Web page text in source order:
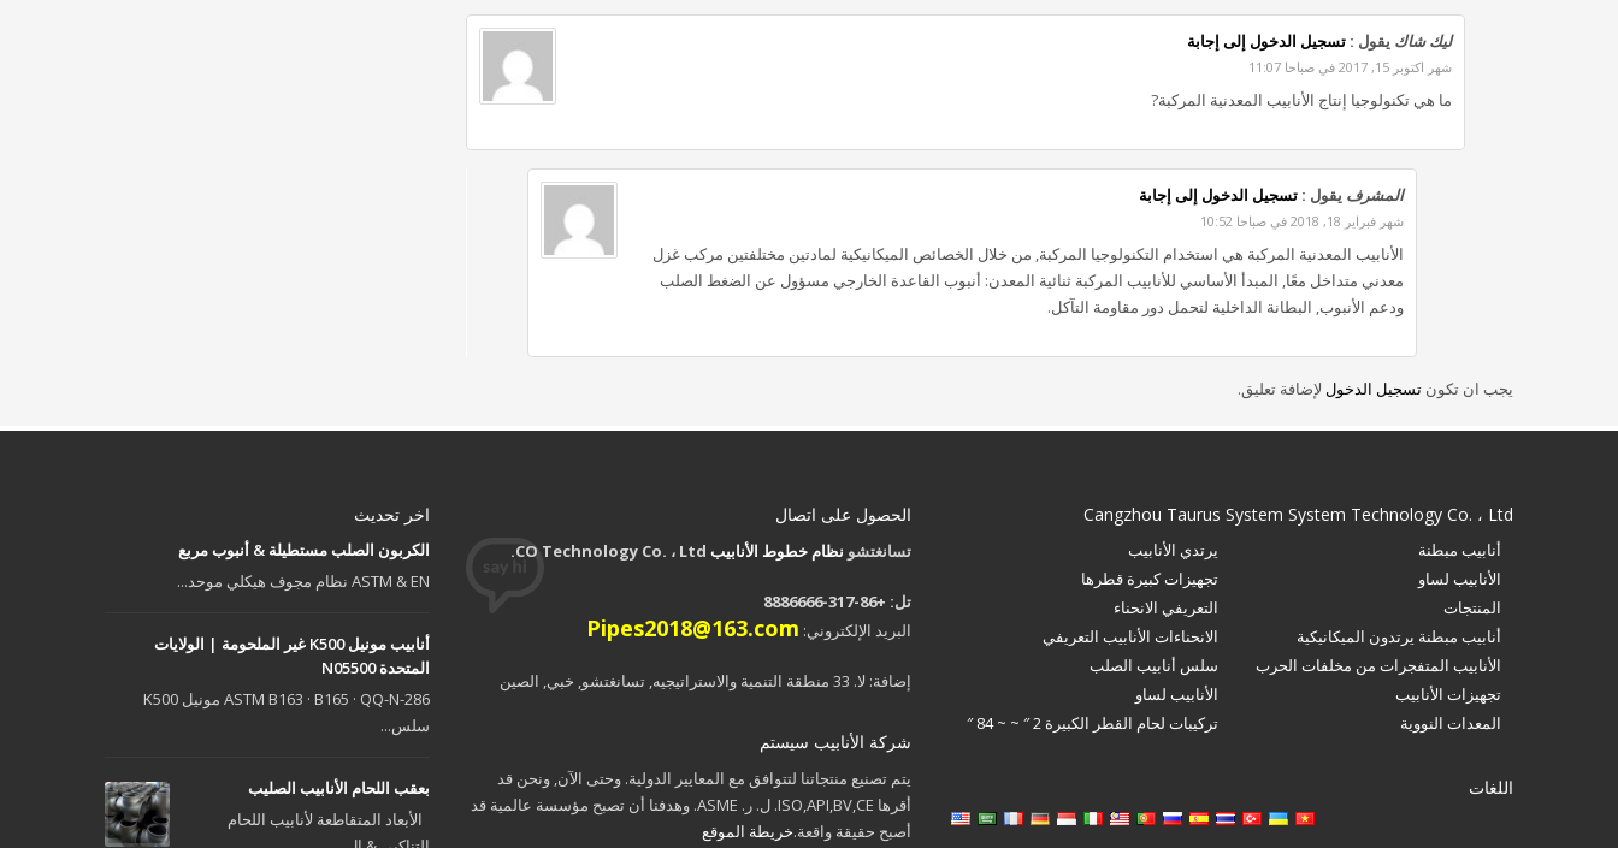
ليك شاك يقول : تسجيل الدخول إلى إجابة
شهر اكتوبر 15, 2017 في صباحا 11:07
ما هي تكنولوجيا إنتاج الأنابيب المعدنية المركبة?
المشرف يقول : تسجيل الدخول إلى إجابة
شهر فبراير 18, 2018 في صباحا 10:52
الأنابيب المعدنية المركبة هي استخدام التكنولوجيا المركبة, من خلال الخصائص الميكانيكية لمادتين مختلفتين مركب غزل
معدني متداخل معًا, المبدأ الأساسي للأنابيب المركبة ثنائية المعدن: أنبوب القاعدة الخارجي مسؤول عن الضغط الصلب
ودعم الأنبوب, البطانة الداخلية لتحمل دور مقاومة التآكل.
يجب ان تكون تسجيل الدخول لإضافة تعليق.
Cangzhou Taurus System System Technology Co. ، Ltd
يرتدي الأنابيب
أنابيب مبطنة
تجهيزات كبيرة قطرها
الأنابيب لساو
التعريفي الانحناء
المنتجات
الانحناءات الأنابيب التعريفي
أنابيب مبطنة يرتدون الميكانيكية
سلس أنابيب الصلب
الأنابيب المتفجرات من مخلفات الحرب
الأنابيب لساو
تجهيزات الأنابيب
تركيبات لحام القطر الكبيرة 2 ″ ~ ~ 84 ″
المعدات النووية
اللغات
الحصول على اتصال
تسانغتشو نظام خطوط الأنابيب
تل: +86-317-8886666
البريد الإلكتروني: Pipes2018@163.com
إضافة: لا. 33 منطقة التنمية والاستراتیجیه, تسانغتشو, خبي, الصين
شركة الأنابيب سيستم
يتم تصنيع منتجاتنا لتتوافق مع المعايير الدولية. وحتى الآن, ونحن قد
أقرها ISO,API,BV,CE. ل. ر. ASME. وهدفنا أن تصبح مؤسسة عالمية قد
أصبح حقيقة واقعة.خريطة الموقع
اخر تحديث
الكربون الصلب مستطيلة & أنبوب مربع
ASTM & EN نظام مجوف هيكلي موحد...
أنابيب مونيل K500 غير الملحومة | الولايات
المتحدة N05500
ASTM B163 · B165 · QQ-N-286 مونيل K500
سلس...
بعقب اللحام الأنابيب الصليب
الأبعاد المتقاطعة لأنابيب اللحام